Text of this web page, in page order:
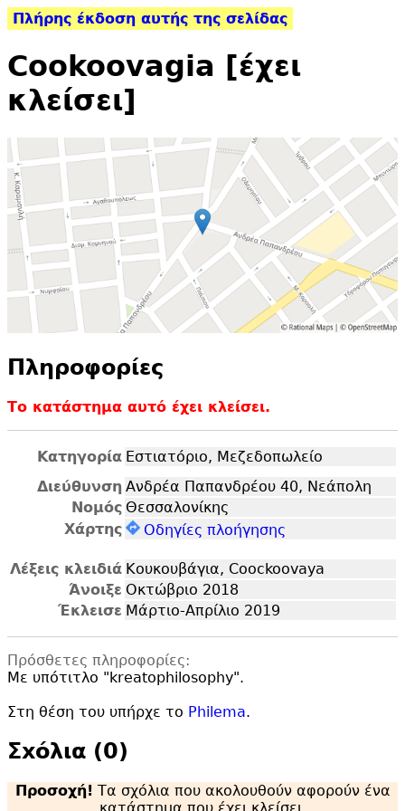
Πλήρης έκδοση αυτής της σελίδας
Cookoovagia [έχει
κλείσει]
Πληροφορίες
Το κατάστημα αυτό έχει κλείσει.
Κατηγορία Εστιατόριο, Μεζεδοπωλείο
Διεύθυνση Ανδρέα Παπανδρέου 40, Νεάπολη
Νομός Θεσσαλονίκης
Χάρτης
Οδηγίες πλοήγησης
Λέξεις κλειδιά Κουκουβάγια, Coockoovaya
Άνοιξε Οκτώβριο 2018
Έκλεισε Μάρτιο-Απρίλιο 2019
Πρόσθετες πληροφορίες:
Με υπότιτλο "kreatophilosophy".
Στη θέση του υπήρχε το Philema.
Σxόλια (0)
Προσοχή! Τα σχόλια που ακολουθούν αφορούν ένα
κατάστημα που έχει κλείσει.